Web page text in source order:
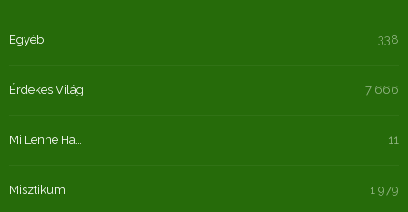
Egyéb 338
Érdekes Világ 7 666
Mi Lenne Ha… 11
Misztikum 1 979